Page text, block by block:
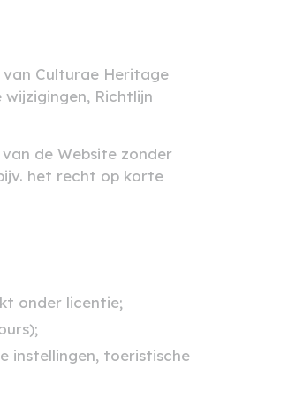
van Culturae Heritage
Richtlijn
de Website zonder
het recht op korte
onder licentie;
instellingen, toeristische